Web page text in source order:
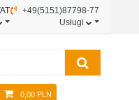
+49(5151)87798-77
Usługi
0,00 PLN